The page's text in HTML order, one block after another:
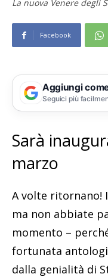
La nuova Venere degli
Facebook
Aggiungi
Seguici più
Sarà
marzo
A volte ritornano!
ma non abbiate
momento –
fortunata
dalla genialità di